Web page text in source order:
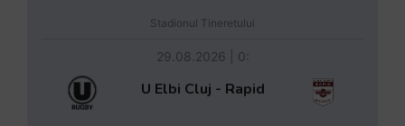
Stadionul Tineretului
29.08.2026 | 0:
U Elbi Cluj - Rapid